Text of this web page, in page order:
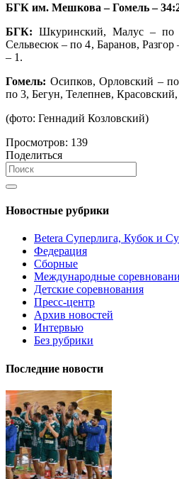
БГК им. Мешкова – Гомель –
БГК: Шкуринский, Малус –
Сельвесюк – по 4, Баранов,
– 1.
Гомель: Осипков, Орловский –
по 3, Бегун, Телепнев,
(фото: Геннадий Козловский)
Просмотров: 139
Поделиться
Новостные рубрики
Betera Суперлига, Кубок и
Федерация
Сборные
Международные
Детские соревнования
Пресс-центр
Архив новостей
Интервью
Без рубрики
Последние новости